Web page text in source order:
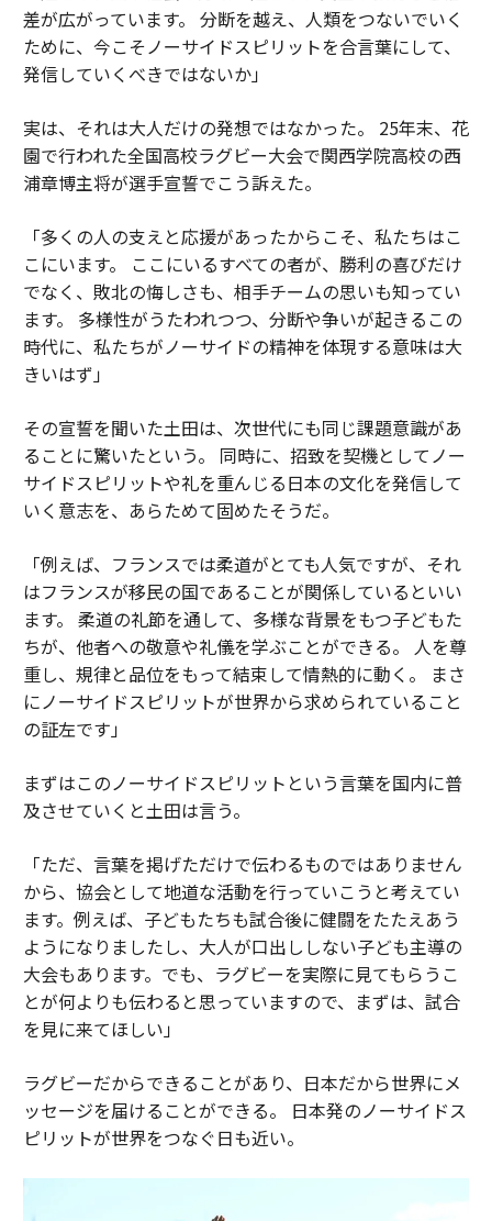
差が広がっています。 分断を越え、人類をつないでいく
ために、今こそノーサイドスピリットを合言葉にして、
発信していくべきではないか」
実は、それは大人だけの発想ではなかった。 25年末、花
園で行われた全国高校ラグビー大会で関西学院高校の西
浦章博主将が選手宣誓でこう訴えた。
「多くの人の支えと応援があったからこそ、私たちはこ
こにいます。 ここにいるすべての者が、勝利の喜びだけ
でなく、敗北の悔しさも、相手チームの思いも知ってい
ます。 多様性がうたわれつつ、分断や争いが起きるこの
時代に、私たちがノーサイドの精神を体現する意味は大
きいはず」
その宣誓を聞いた土田は、次世代にも同じ課題意識があ
ることに驚いたという。 同時に、招致を契機としてノー
サイドスピリットや礼を重んじる日本の文化を発信して
いく意志を、あらためて固めたそうだ。
「例えば、フランスでは柔道がとても人気ですが、それ
はフランスが移民の国であることが関係しているといい
ます。 柔道の礼節を通して、多様な背景をもつ子どもた
ちが、他者への敬意や礼儀を学ぶことができる。 人を尊
重し、規律と品位をもって結束して情熱的に動く。 まさ
にノーサイドスピリットが世界から求められていること
の証左です」
まずはこのノーサイドスピリットという言葉を国内に普
及させていくと土田は言う。
「ただ、言葉を掲げただけで伝わるものではありません
から、協会として地道な活動を行っていこうと考えてい
ます。例えば、子どもたちも試合後に健闘をたたえあう
ようになりましたし、大人が口出ししない子ども主導の
大会もあります。でも、ラグビーを実際に見てもらうこ
とが何よりも伝わると思っていますので、まずは、試合
を見に来てほしい」
ラグビーだからできることがあり、日本だから世界にメ
ッセージを届けることができる。 日本発のノーサイドス
ピリットが世界をつなぐ日も近い。